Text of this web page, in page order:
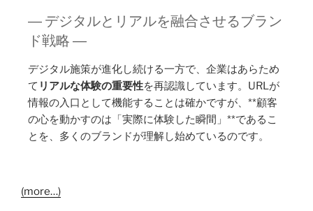
― デジタルとリアルを融合させるブラン
ド戦略 ―
デジタル施策が進化し続ける一方で、企業はあらため
て リアルな体験の重要性を再認識しています。URLが
情報の入口として機能することは確かですが、**顧客
の心を動かすのは「実際に体験した瞬間」**であるこ
とを、多くのブランドが理解し始めているのです。
(more…)